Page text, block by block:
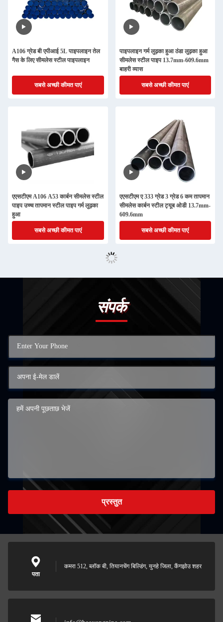
A106 ग्रेड बी एपीआई 5L पाइपलाइन तेल
गैस के लिए सीमलेस स्टील पाइपलाइन
सबसे अच्छी कीमत पाएं
पाइपलाइन गर्म लुढ़का हुआ ठंडा लुढ़का हुआ
सीमलेस स्टील पाइप 13.7mm-609.6mm
बाहरी व्यास
सबसे अच्छी कीमत पाएं
एएसटीएम A106 A53 कार्बन सीमलेस स्टील
पाइप उच्च तापमान स्टील पाइप गर्म लुढ़का
हुआ
सबसे अच्छी कीमत पाएं
एएसटीएम ए 333 ग्रेड 3 ग्रेड 6 कम तापमान
सीमलेस कार्बन स्टील ट्यूब ओडी 13.7mm-
609.6mm
सबसे अच्छी कीमत पाएं
संपर्क
प्रस्तुत
पता
कमरा 512, ब्लॉक बी, तियानचेंग बिल्डिंग, युनहे जिला, कैंगझोउ शहर